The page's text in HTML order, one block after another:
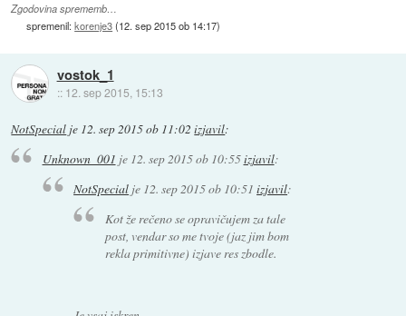
Zgodovina sprememb…
spremenil:korenje3(12. sep 2015 ob 14:17)
vostok_1
:: 12. sep 2015, 15:13
NotSpecial je 12. sep 2015 ob 11:02 izjavil:
Unknown_001 je 12. sep 2015 ob 10:55izjavil:
NotSpecial je 12. sep 2015 ob 10:51 izjavil:
Kot že rečeno se opravičujem za tale
post, vendar so me tvoje (jaz jim bom
rekla primitivne) izjave res zbodle.